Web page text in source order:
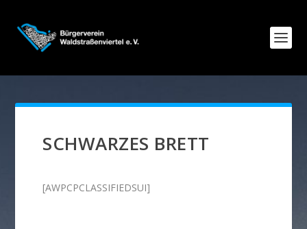
SCHWARZES BRETT
[AWPCPCLASSIFIEDSUI]